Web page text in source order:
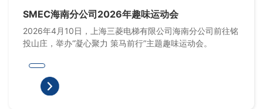
SMEC海南分公司2026年趣味运动会
2026年4月10日，上海三菱电梯有限公司海南分公司前往铭
投山庄，举办“凝心聚力 策马前行”主题趣味运动会。